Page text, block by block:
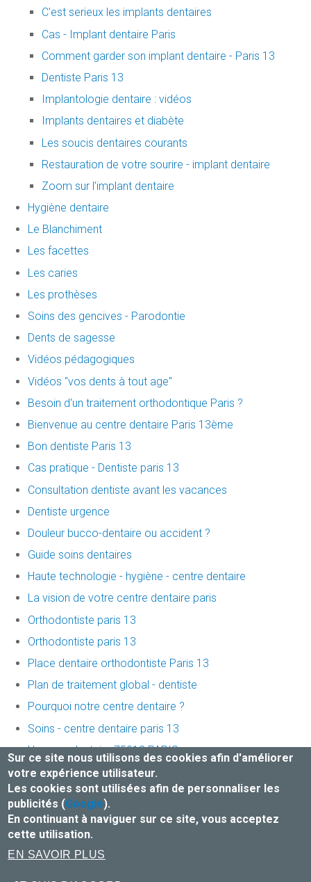
C'est serieux les implants dentaires
Cas - Implant dentaire Paris
Comment garder son implant dentaire - Paris 13
Dentiste Paris 13
Implantologie dentaire : vidéos
Implants dentaires et diabète
Les soucis dentaires courants
Restauration de votre sourire - implant dentaire
Zoom sur l’implant dentaire
Hygiène dentaire
Le Blanchiment
Les facettes
Les caries
Les prothèses
Soins des gencives - Parodontie
Dents de sagesse
Vidéos pédagogiques
Vidéos "vos dents à tout age"
Besoin d'un traitement orthodontique Paris ?
Bienvenue au centre dentaire Paris 13ème
Bon dentiste Paris 13
Cas pratique - Dentiste paris 13
Consultation dentiste avant les vacances
Dentiste urgence
Douleur bucco-dentaire ou accident ?
Guide soins dentaires
Haute technologie - hygiène - centre dentaire
La vision de votre centre dentaire paris
Orthodontiste paris 13
Orthodontiste paris 13
Place dentaire orthodontiste Paris 13
Plan de traitement global - dentiste
Pourquoi notre centre dentaire ?
Soins - centre dentaire paris 13
Urgence dentaire 75013 PARIS
Votre dentiste paris 13
Mentions légales et Traitement des données
Honoraires-Infos Conseil de l'Ordre
dentaire créé par
Sur ce site nous utilisons des cookies afin d'améliorer
votre expérience utilisateur.
Les cookies sont utilisées afin de personnaliser les
publicités (Google).
En continuant à naviguer sur ce site, vous acceptez
cette utilisation.
EN SAVOIR PLUS